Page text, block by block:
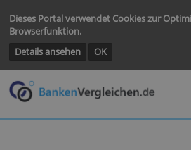
Dieses Portal verwendet Cookies zur
Browserfunktion.
Details ansehen OK